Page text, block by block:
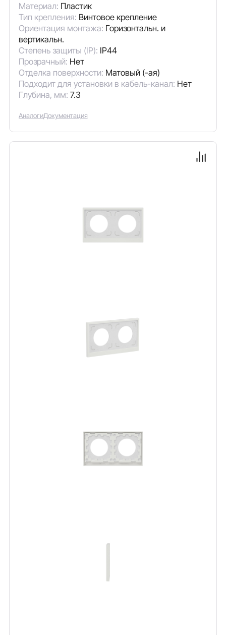
Материал: Пластик
Тип крепления: Винтовое крепление
Ориентация монтажа: Горизонтальн. и
вертикальн.
Степень защиты (IP): IP44
Прозрачный: Нет
Отделка поверхности: Матовый (-ая)
Подходит для установки в кабель-канал: Нет
Глубина, мм: 7.3
АналогиДокументация